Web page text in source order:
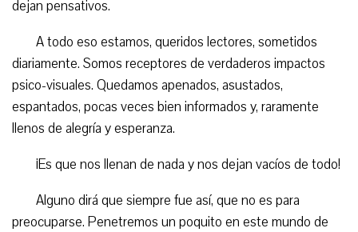
dejan pensativos.
A todo eso estamos, queridos lectores, sometidos
diariamente. Somos receptores de verdaderos impactos
psico-visuales. Quedamos apenados, asustados,
espantados, pocas veces bien informados y, raramente
llenos de alegría y esperanza.
¡Es que nos llenan de nada y nos dejan vacíos de todo!
Alguno dirá que siempre fue así, que no es para
preocuparse. Penetremos un poquito en este mundo de